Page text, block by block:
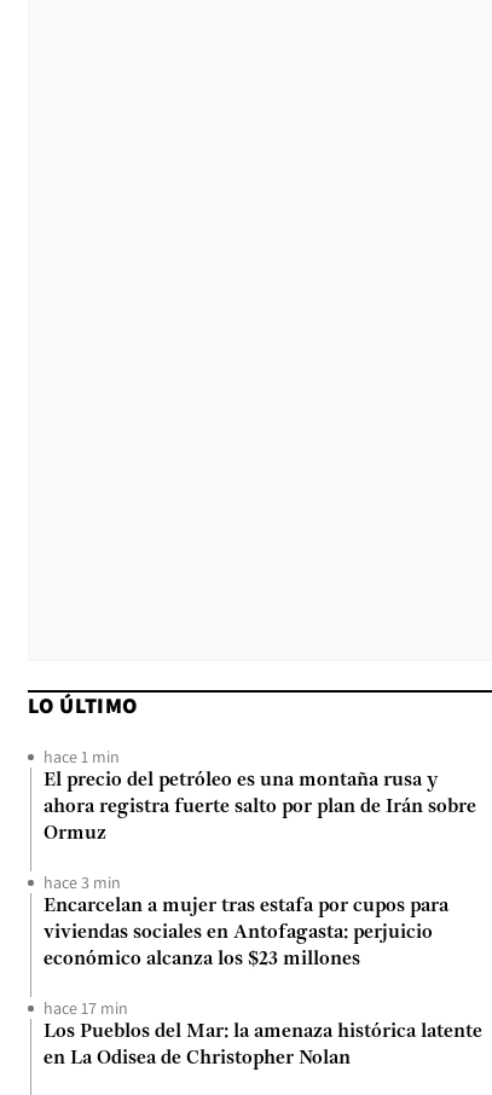
LO ÚLTIMO
hace 1 min
El precio del petróleo es una montaña rusa y
ahora registra fuerte salto por plan de Irán sobre
Ormuz
hace 3 min
Encarcelan a mujer tras estafa por cupos para
viviendas sociales en Antofagasta: perjuicio
económico alcanza los $23 millones
hace 17 min
Los Pueblos del Mar: la amenaza histórica latente
en La Odisea de Christopher Nolan